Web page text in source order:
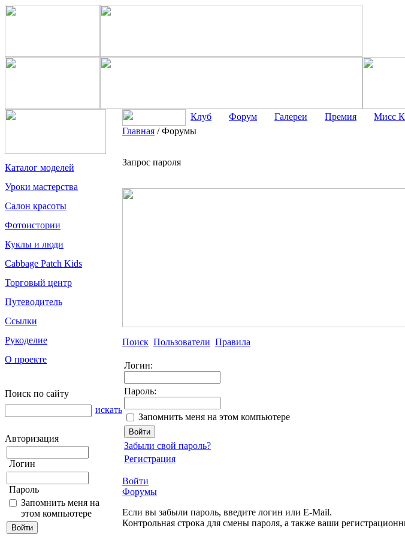
Каталог моделей
Уроки мастерства
Салон красоты
Фотоистории
Куклы и люди
Cabbage Patch Kids
Торговый центр
Путеводитель
Ссылки
Рукоделие
О проекте
Поиск по сайту
искать
Авторизация
Логин
Пароль
Запомнить меня на
этом компьютере
Клуб Форум Галереи Премия Мисс
Главная /Форумы
Запрос пароля
Поиск Пользователи Правила
Логин:
Пароль:
Запомнить меня на этом компьютере
Забыли свой пароль?
Регистрация
Войти
Форумы
Если вы забыли пароль, введите логин или E-Mail.
Контрольная строка для смены пароля, а также ваши